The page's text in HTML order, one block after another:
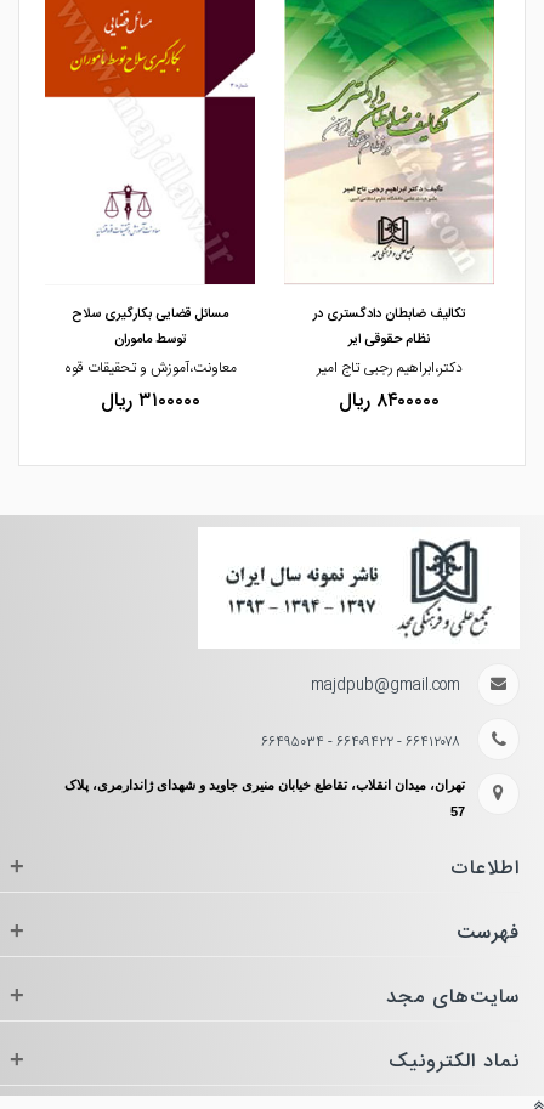
مشاهده و خرید مشاهده و خرید
تکالیف ضابطان دادگستری در
نظام حقوقی ایر
دکتر،ابراهیم رجبی تاج امیر
۸۴۰۰۰۰۰ ریال
مسائل قضایی بکارگیری سلاح
توسط ماموران
معاونت،آموزش و تحقیقات قوه
۳۱۰۰۰۰۰ ریال
majdpub@gmail.com
۶۶۴۱۲۰۷۸ - ۶۶۴۰۹۴۲۲ - ۶۶۴۹۵۰۳۴
تهران، میدان انقلاب، تقاطع خیابان منیری جاوید و شهدای ژاندارمری، پلاک
57
اطلاعات +
فهرست +
سایت‌های مجد +
نماد الکترونیک +